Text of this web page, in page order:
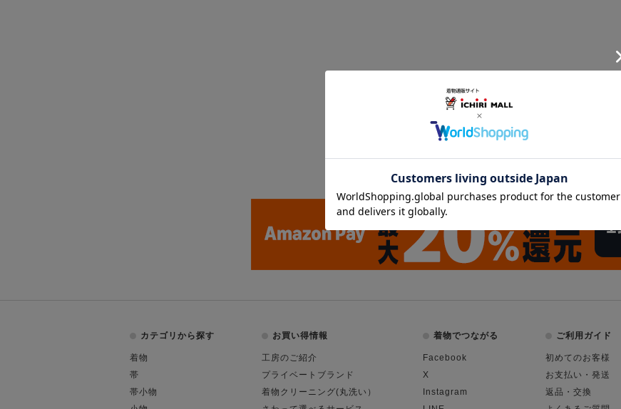
カテゴリから探す
着物
帯
帯小物
お買い得情報
工房のご紹介
プライベートブランド
着物クリーニング(丸洗い）
着物でつながる
Facebook
X
Instagram
ご利用ガイド
初めてのお客様
お支払い・発送
返品・交換